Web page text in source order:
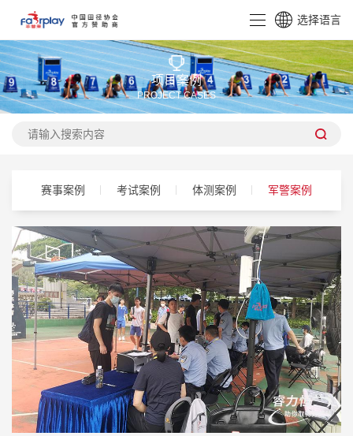
选择语言
CN
EN
项目案例
PROJECT CASES
赛事案例 考试案例 体测案例 军警案例